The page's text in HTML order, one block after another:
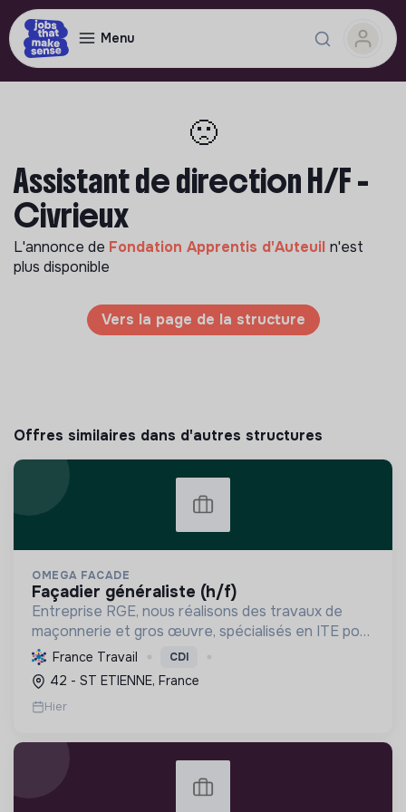
Menu
🙁
Assistant de direction H/F -
Civrieux
L'annonce de Fondation Apprentis d'Auteuil n'est
plus disponible
Vers la page de la structure
Offres similaires dans d'autres structures
OMEGA FACADE
façadier généraliste (h/f)
Entreprise RGE, nous réalisons des travaux de
maçonnerie et gros œuvre, spécialisés en ITE pour
réduire la consommation énergétique des
bâtiments et participer activement à la transition
écologique.
France Travail CDI
42 - ST ETIENNE, France
Hier